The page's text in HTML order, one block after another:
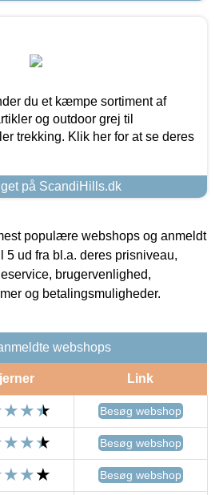
du et kæmpe sortiment af
og outdoor grej til
trekking. Klik her for at se deres
på ScandiHills.dk
populære webshops og anmeldt
5 ud fra bl.a. deres prisniveau,
brugervenlighed,
og betalingsmuligheder.
webshops
Link
Besøg webshop
Besøg webshop
Besøg webshop